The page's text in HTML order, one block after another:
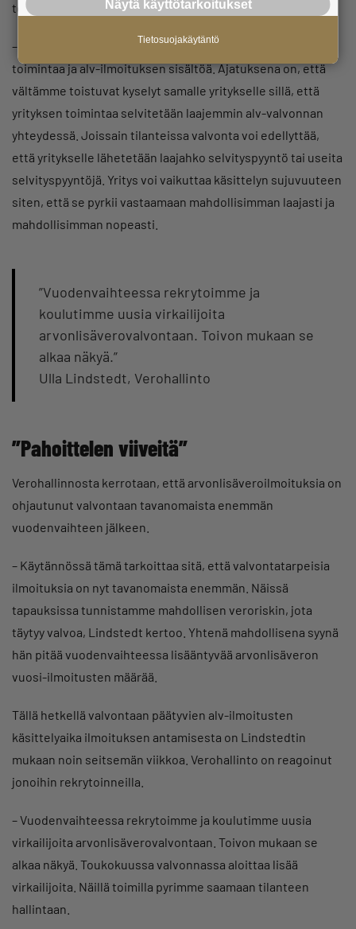
tekoälyä vaan jokainen käydään läpi virkailijan toimesta.
– Pyrimme selvittämään mahdollisimman hyvin yrityksen
toimintaa ja alv-ilmoituksen sisältöä. Ajatuksena on, että
vältämme toistuvat kyselyt samalle yritykselle sillä, että
yrityksen toimintaa selvitetään laajemmin alv-valvonnan
yhteydessä. Joissain tilanteissa valvonta voi edellyttää,
että yritykselle lähetetään laajahko selvityspyyntö tai useita
selvityspyyntöjä. Yritys voi vaikuttaa käsittelyn sujuvuuteen
siten, että se pyrkii vastaamaan mahdollisimman laajasti ja
mahdollisimman nopeasti.
”Vuodenvaihteessa rekrytoimme ja
koulutimme uusia virkailijoita
arvonlisäverovalvontaan. Toivon mukaan se
alkaa näkyä.”
Ulla Lindstedt, Verohallinto
”Pahoittelen viiveitä”
Verohallinnosta kerrotaan, että arvonlisäveroilmoituksia on
ohjautunut valvontaan tavanomaista enemmän
vuodenvaihteen jälkeen.
– Käytännössä tämä tarkoittaa sitä, että valvontatarpeisia
ilmoituksia on nyt tavanomaista enemmän. Näissä
tapauksissa tunnistamme mahdollisen veroriskin, jota
täytyy valvoa, Lindstedt kertoo. Yhtenä mahdollisena syynä
hän pitää vuodenvaihteessa lisääntyvää arvonlisäveron
vuosi-ilmoitusten määrää.
Tällä hetkellä valvontaan päätyvien alv-ilmoitusten
käsittelyaika ilmoituksen antamisesta on Lindstedtin
mukaan noin seitsemän viikkoa. Verohallinto on reagoinut
jonoihin rekrytoinneilla.
– Vuodenvaihteessa rekrytoimme ja koulutimme uusia
virkailijoita arvonlisäverovalvontaan. Toivon mukaan se
alkaa näkyä. Toukokuussa valvonnassa aloittaa lisää
virkailijoita. Näillä toimilla pyrimme saamaan tilanteen
hallintaan.
Näytä käyttötarkoitukset
Tietosuojakäytäntö